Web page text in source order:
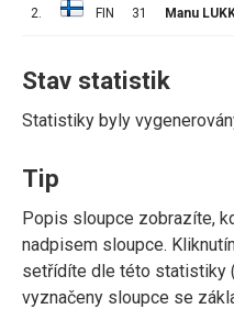
2. FIN 31 Manu
Stav statistik
Statistiky byly
Tip
Popis sloupce zobrazíte,
nadpisem sloupce.
setřídíte dle této statistiky
vyznačeny sloupce se